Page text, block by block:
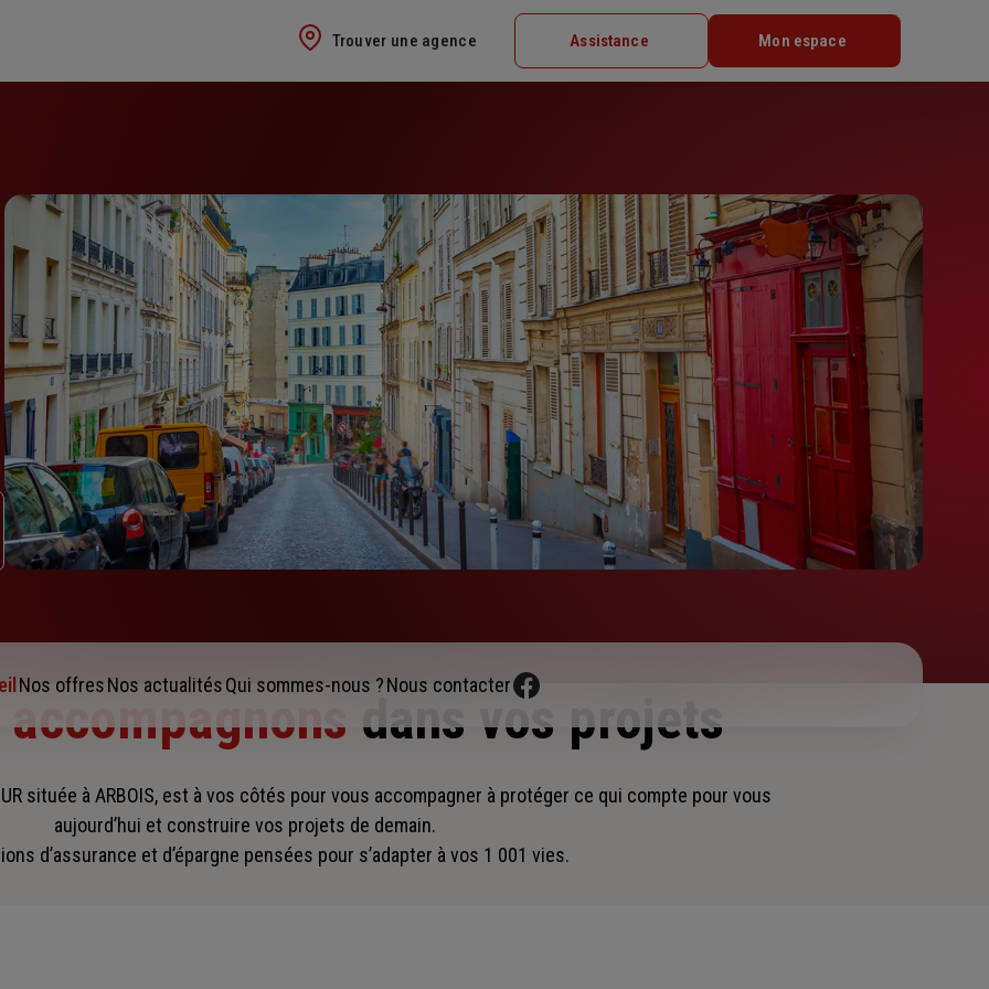
Trouver une agence Assistance Mon espace
Nos offresNos actualitésQui sommes-nous ?Nous contacter
dans vos projets
située à ARBOIS, est à vos côtés pour vous accompagner à protéger ce qui compte pour vous
aujourd’hui et construire vos projets de demain.
d’assurance et d’épargne pensées pour s’adapter à vos 1 001 vies.